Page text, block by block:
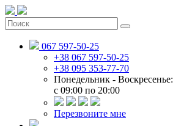
067 597-50-25
+38 067 597-50-25
+38 095 353-77-70
Понедельник - Воскресенье:
c 09:00 по 20:00
Перезвоните мне